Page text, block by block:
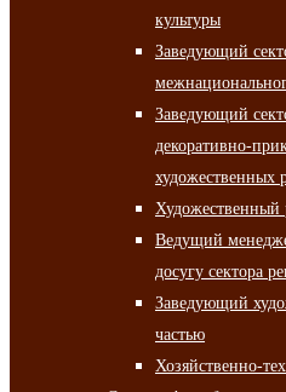
культуры
Заведующий
Заведующий
декоративно-
художественных
Художественный
Ведущий
досугу сектора
Заведующий
частью
Хозяйственно-